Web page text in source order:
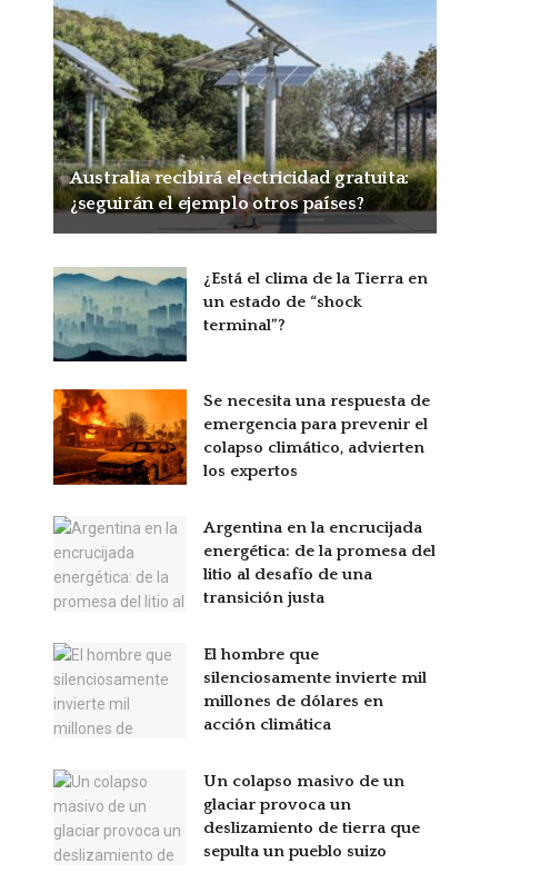
Australia recibirá electricidad gratuita:
¿seguirán el ejemplo otros países?
¿Está el clima de la Tierra en
un estado de “shock
terminal”?
Se necesita una respuesta de
emergencia para prevenir el
colapso climático, advierten
los expertos
Argentina en la encrucijada
energética: de la promesa del
litio al desafío de una
transición justa
El hombre que
silenciosamente invierte mil
millones de dólares en
acción climática
Un colapso masivo de un
glaciar provoca un
deslizamiento de tierra que
sepulta un pueblo suizo